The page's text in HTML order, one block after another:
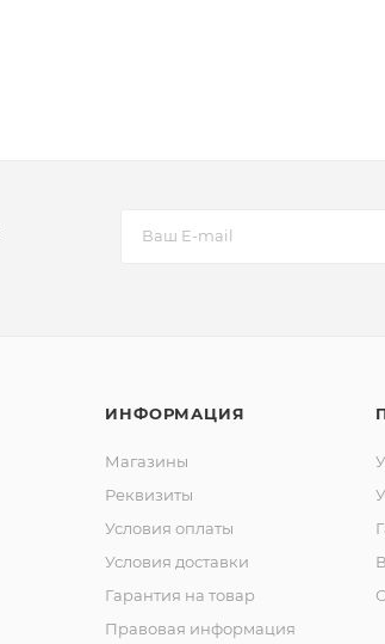
ИНФОРМАЦИЯ
Магазины
Реквизиты
Условия оплаты
Условия доставки
Гарантия на товар
Правовая информация